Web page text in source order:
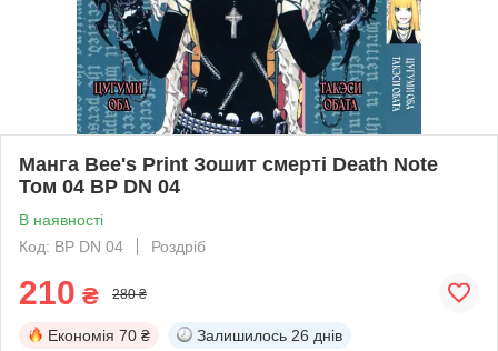
Манга Bee's Print Зошит смерті Death Note
Том 04 BP DN 04
В наявності
Код: BP DN 04
Роздріб
210 ₴ 280 ₴
Економія 70 ₴ Залишилось 26 днів